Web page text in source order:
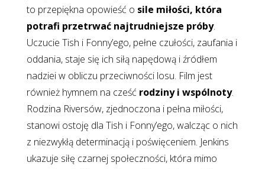
to przepiękna opowieść o sile miłości, która
potrafi przetrwać najtrudniejsze próby.
Uczucie Tish i Fonny’ego, pełne czułości, zaufania i
oddania, staje się ich siłą napędową i źródłem
nadziei w obliczu przeciwności losu. Film jest
również hymnem na cześć rodziny i wspólnoty.
Rodzina Riversów, zjednoczona i pełna miłości,
stanowi ostoję dla Tish i Fonny’ego, walcząc o nich
z niezwykłą determinacją i poświęceniem. Jenkins
ukazuje siłę czarnej społeczności, która mimo